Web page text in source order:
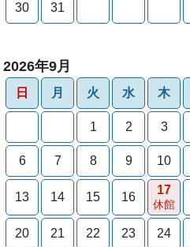
30 31
2026年9月
日 月 火 水 木
1 2 3
6 7 8 9 10
13 14 15 16
17
休館
20 21 22 23 24